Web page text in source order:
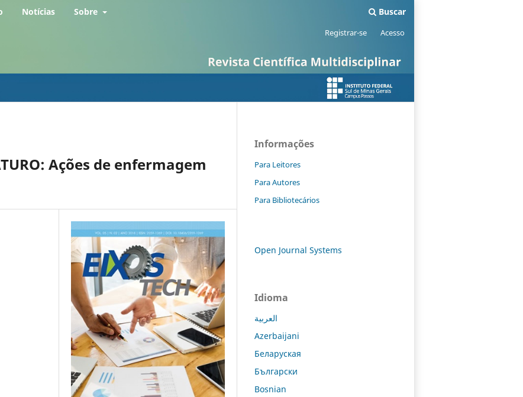
Notícias Sobre Buscar
Registrar-se Acesso
Ações de enfermagem
Informações
Para Leitores
Para Autores
Para Bibliotecários
Open Journal Systems
Idioma
العربية
Azerbaijani
Беларуская
Български
Bosnian